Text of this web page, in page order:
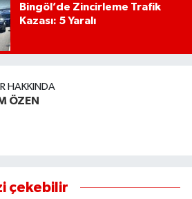
Bingöl’de Zincirleme Trafik
Kazası: 5 Yaralı
HAKKINDA
ÖZEN
çekebilir